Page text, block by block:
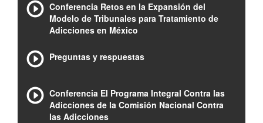
Conferencia Retos en la Expansión del
Modelo de Tribunales para Tratamiento de
Adicciones en México
Preguntas y respuestas
Conferencia El Programa Integral Contra las
Adicciones de la Comisión Nacional Contra
las Adicciones